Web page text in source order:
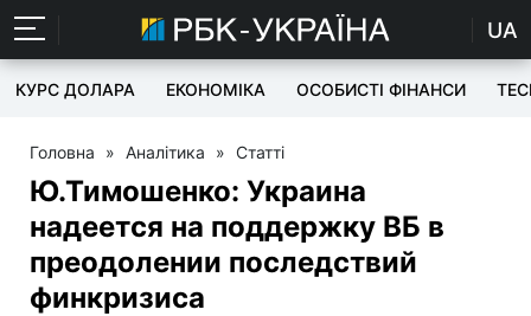
UA
КУРС ДОЛАРА ЕКОНОМІКА ОСОБИСТІ ФІНАНСИ
Головна » Аналітика » Статті
Ю.Тимошенко: Украина
надеется на поддержку ВБ в
преодолении последствий
финкризиса